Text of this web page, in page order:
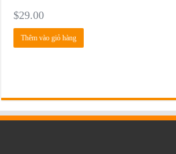
$29.00
Thêm vào giỏ hàng